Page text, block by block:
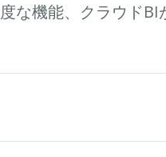
な機能、クラウド